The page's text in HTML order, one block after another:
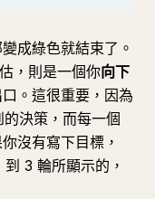
成綠色就結束了。
，則是一個你向下
。這很重要，因為
決策，而每一個
沒有寫下目標，
3 輪所顯示的，